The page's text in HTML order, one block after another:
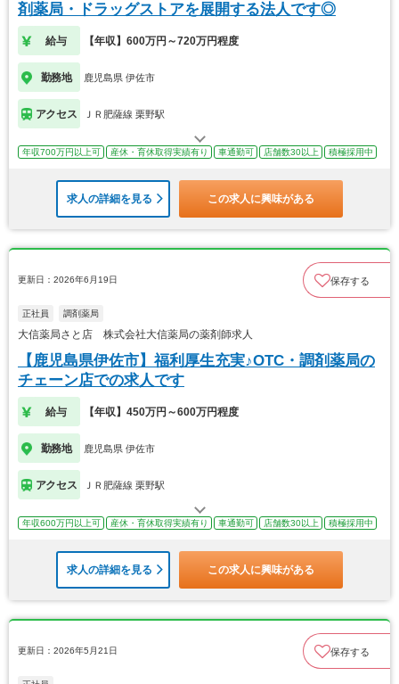
剤薬局・ドラッグストアを展開する法人です◎
給与 【年収】600万円～720万円程度
勤務地 鹿児島県 伊佐市
アクセス ＪＲ肥薩線 栗野駅
年収700万円以上可 産休・育休取得実績有り 車通勤可 店舗数30以上 積極採用中
求人の詳細を見る この求人に興味がある
更新日：2026年6月19日 保存する
正社員 調剤薬局
大信薬局さと店 株式会社大信薬局の薬剤師求人
【鹿児島県伊佐市】福利厚生充実♪OTC・調剤薬局の
チェーン店での求人です
給与 【年収】450万円～600万円程度
勤務地 鹿児島県 伊佐市
アクセス ＪＲ肥薩線 栗野駅
年収600万円以上可 産休・育休取得実績有り 車通勤可 店舗数30以上 積極採用中
求人の詳細を見る この求人に興味がある
更新日：2026年5月21日 保存する